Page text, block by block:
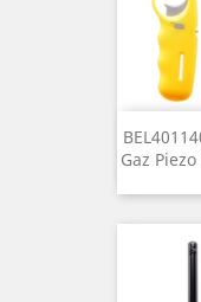
Gaz